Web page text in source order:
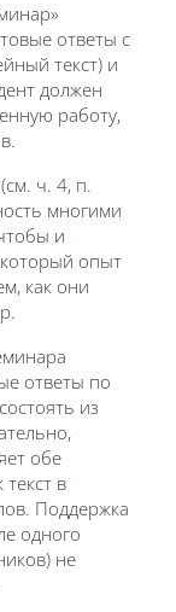
ответы с
текст) и
должен
работу,
ч. 4, п.
многими
и
опыт
как они
ответы по
из
обе
в
Поддержка
одного
не